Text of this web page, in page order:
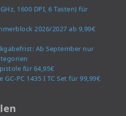
1600 DPI, 6 Tasten) für
2026/2027 ab 9,99€
Ab September nur
für 64,95€
PC 1435 I TC Set für 99,99€